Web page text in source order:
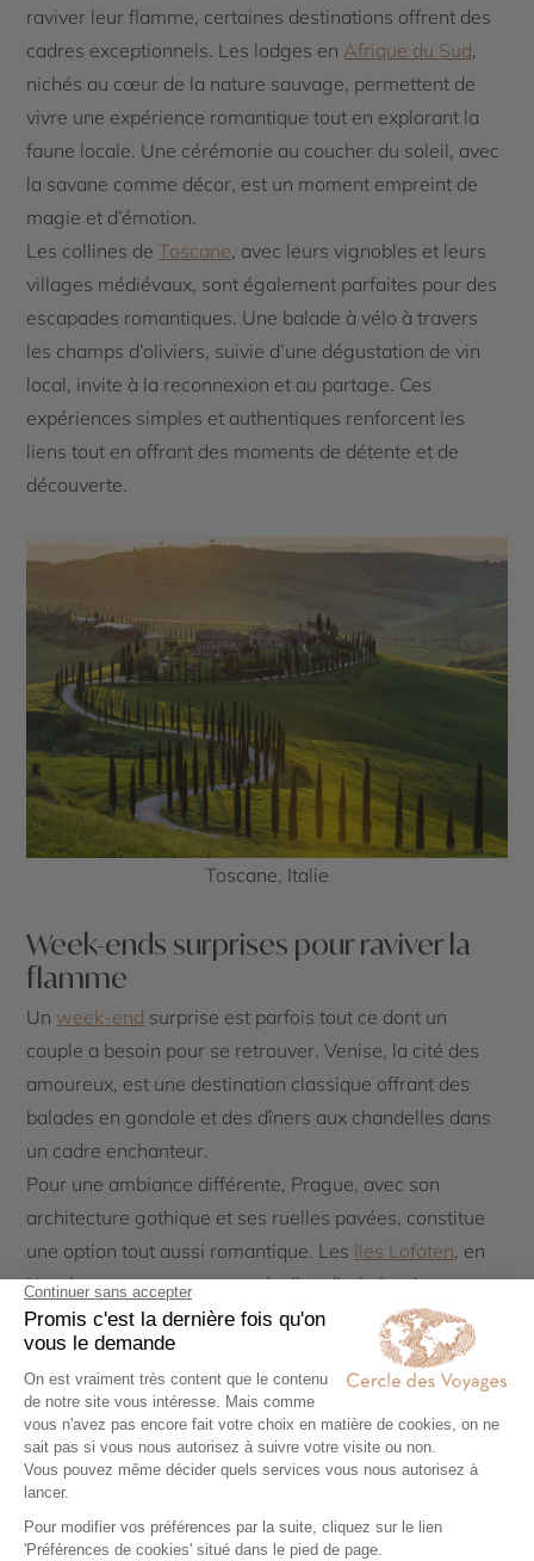
raviver leur flamme, certaines destinations offrent des
cadres exceptionnels. Les lodges en Afrique du Sud,
nichés au cœur de la nature sauvage, permettent de
vivre une expérience romantique tout en explorant la
faune locale. Une cérémonie au coucher du soleil, avec
la savane comme décor, est un moment empreint de
magie et d’émotion.
Les collines deToscane, avec leurs vignobles et leurs
villages médiévaux, sont également parfaites pour des
escapades romantiques. Une balade à vélo à travers
les champs d’oliviers, suivie d’une dégustation de vin
local, invite à la reconnexion et au partage. Ces
expériences simples et authentiques renforcent les
liens tout en offrant des moments de détente et de
découverte.
Toscane, Italie
Week-ends surprises pour raviver la
flamme
Un week-end surprise est parfois tout ce dont un
couple a besoin pour se retrouver. Venise, la cité des
amoureux, est une destination classique offrant des
balades en gondole et des dîners aux chandelles dans
un cadre enchanteur.
Pour une ambiance différente, Prague, avec son
architecture gothique et ses ruelles pavées, constitue
une option tout aussi romantique. Lesîles Lofoten, en
Norvège, permettent quant à elles d’admirer les
aurores boréales tout en profitant d’une atmosphère
intime, parfaite pour des moments à deux.